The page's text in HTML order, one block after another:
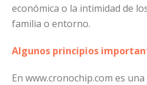
económica o la intimidad de
familia o entorno.
Algunos principios
En www.cronochip.com es